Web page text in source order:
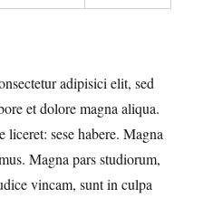
adipisici elit, sed
et dolore magna aliqua.
liceret: sese habere. Magna
Magna pars studiorum,
vincam, sunt in culpa